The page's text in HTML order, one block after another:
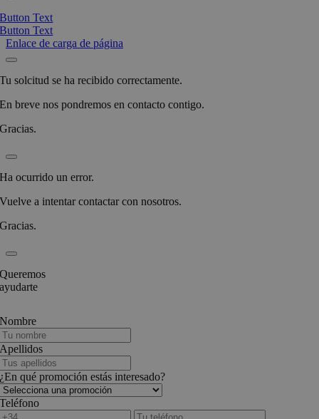
Button Text
Button Text
Enlace de carga de página
Tu solcitud se ha recibido correctamente.
En breve nos pondremos en contacto contigo.
Gracias.
Ha ocurrido un error.
Vuelve a intentar contactar con nosotros.
Gracias.
Queremos
ayudarte
Nombre
Apellidos
¿En qué promoción estás interesado?
Teléfono